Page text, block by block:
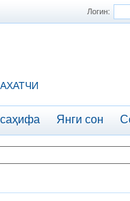
Логин:
Янги сон